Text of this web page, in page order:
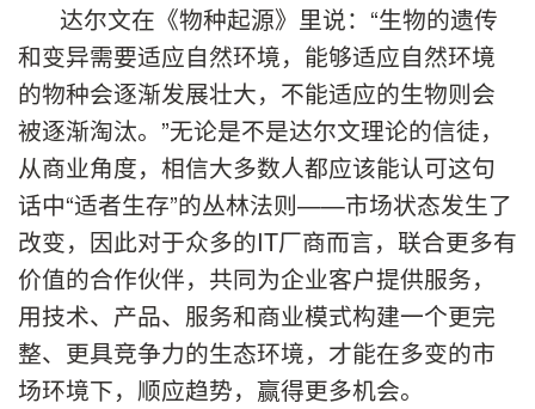
达尔文在《物种起源》里说：“生物的遗传
和变异需要适应自然环境，能够适应自然环境
的物种会逐渐发展壮大，不能适应的生物则会
被逐渐淘汰。”无论是不是达尔文理论的信徒，
从商业角度，相信大多数人都应该能认可这句
话中“适者生存”的丛林法则——市场状态发生了
改变，因此对于众多的IT厂商而言，联合更多有
价值的合作伙伴，共同为企业客户提供服务，
用技术、产品、服务和商业模式构建一个更完
整、更具竞争力的生态环境，才能在多变的市
场环境下，顺应趋势，赢得更多机会。